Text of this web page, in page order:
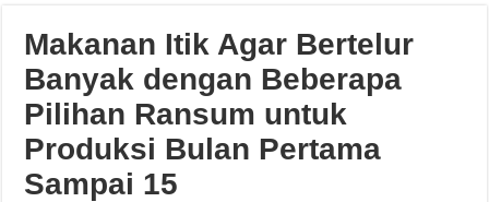
Makanan Itik Agar Bertelur
Banyak dengan Beberapa
Pilihan Ransum untuk
Produksi Bulan Pertama
Sampai 15